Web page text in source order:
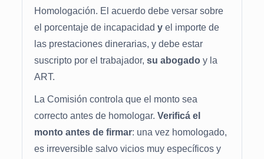
Homologación. El acuerdo debe versar sobre
el porcentaje de incapacidad yel importe de
las prestaciones dinerarias, y debe estar
suscripto por el trabajador, su abogadoy la
ART.
La Comisión controla que el monto sea
correcto antes de homologar. Verificá el
monto antes de firmar: una vez homologado,
es irreversible salvo vicios muy específicos y